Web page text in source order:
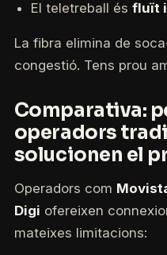
El teletreball és fluït
La fibra elimina de
congestió. Tens prou
Comparativa:
operadors
solucionen el
Operadors com
Digi ofereixen
mateixes limitacions: